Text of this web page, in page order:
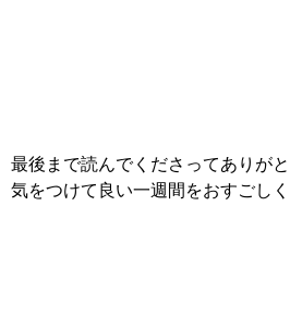
最後まで読んでくださってありが
気をつけて良い一週間をおすごしく